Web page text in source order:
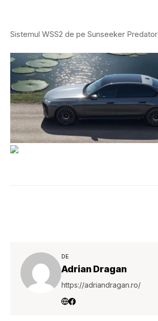
Sistemul WSS2 de pe Sunseeker Predator
DE
Adrian Dragan
https://adriandragan.ro/